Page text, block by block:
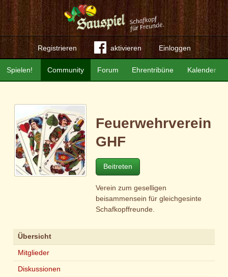
Registrieren aktivieren Einloggen
Community Forum Ehrentribüne Kalender
Spielen!
Feuerwehrverein
GHF
Beitreten
Verein zum geselligen
beisammensein für gleichgesinte
Schafkopffreunde.
Übersicht
Mitglieder
Diskussionen